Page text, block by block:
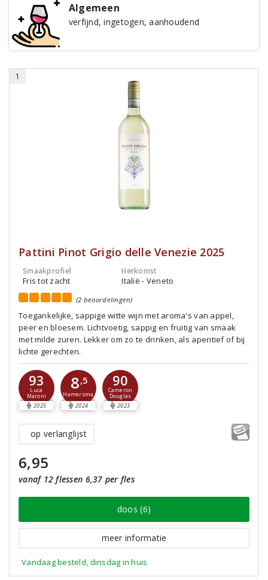
Algemeen
verfijnd, ingetogen, aanhoudend
1
Pattini Pinot Grigio delle Venezie 2025
Smaakprofiel
Fris tot zacht
Herkomst
Italië - Veneto
(2 beoordelingen)
Toegankelijke, sappige witte wijn met aroma's van appel,
peer en bloesem. Lichtvoetig, sappig en fruitig van smaak
met milde zuren. Lekker om zo te drinken, als aperitief of bij
lichte gerechten.
93
Luca
Maroni
2025
8,5
Hamersma
2024
90
Cameron
Douglas
2023
op verlanglijst
6,95
vanaf 12 flessen 6,37 per fles
doos (6)
meer informatie
Vandaag besteld, dinsdag in huis